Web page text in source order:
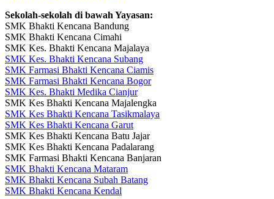
Sekolah-sekolah di bawah Yayasan:
SMK Bhakti Kencana Bandung
SMK Bhakti Kencana Cimahi
SMK Kes. Bhakti Kencana Majalaya
SMK Kes. Bhakti Kencana Subang
SMK Farmasi Bhakti Kencana Ciamis
SMK Farmasi Bhakti Kencana Bogor
SMK Kes. Bhakti Medika Cianjur
SMK Kes Bhakti Kencana Majalengka
SMK Kes Bhakti Kencana Tasikmalaya
SMK Kes Bhakti Kencana Garut
SMK Kes Bhakti Kencana Batu Jajar
SMK Kes Bhakti Kencana Padalarang
SMK Farmasi Bhakti Kencana Banjaran
SMK Bhakti Kencana Mataram
SMK Bhakti Kencana Subah Batang
SMK Bhakti Kencana Kendal